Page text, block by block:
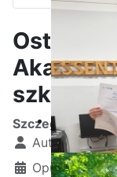
Ostatnia
Szczegóły
Autor: Kamil